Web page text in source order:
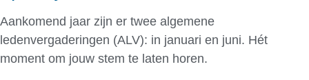
Aankomend jaar zijn er twee algemene
ledenvergaderingen (ALV): in januari en juni. Hét
moment om jouw stem te laten horen.